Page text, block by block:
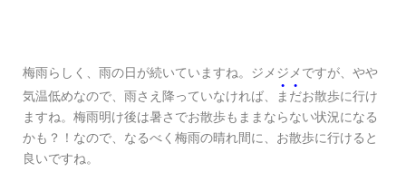
梅雨らしく、雨の日が続いていますね。ジメジメですが、やや
気温低めなので、雨さえ降っていなければ、
ま
●
だ
●
お散歩に行け
ますね。梅雨明け後は暑さでお散歩もままならない状況になる
かも？！なので、なるべく梅雨の晴れ間に、お散歩に行けると
良いですね。